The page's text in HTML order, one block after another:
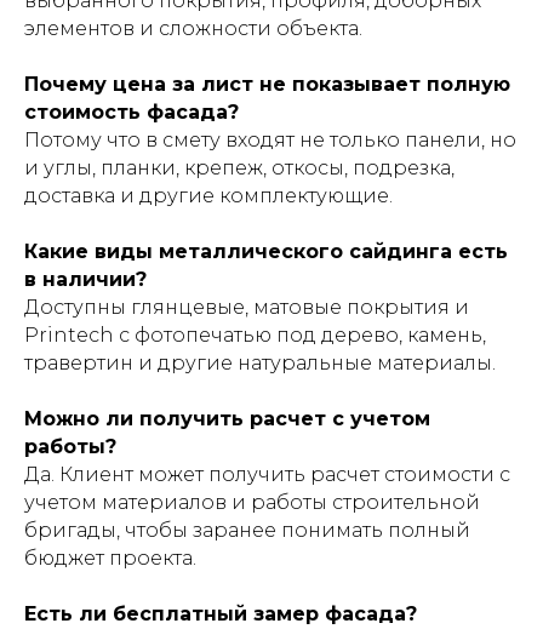
элементов и сложности объекта.
Почему цена за лист не показывает полную
стоимость фасада?
Потому что в смету входят не только панели, но
и углы, планки, крепеж, откосы, подрезка,
доставка и другие комплектующие.
Какие виды металлического сайдинга есть
в наличии?
Доступны глянцевые, матовые покрытия и
Printech с фотопечатью под дерево, камень,
травертин и другие натуральные материалы.
Можно ли получить расчет с учетом
работы?
Да. Клиент может получить расчет стоимости с
учетом материалов и работы строительной
бригады, чтобы заранее понимать полный
бюджет проекта.
Есть ли бесплатный замер фасада?